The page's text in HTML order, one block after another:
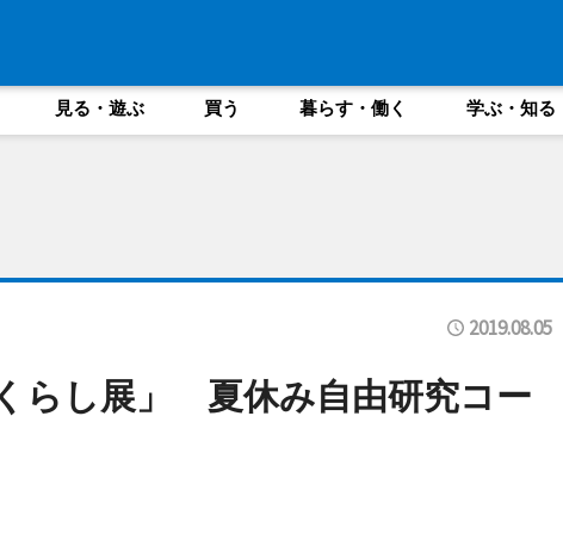
見る・遊ぶ 買う 暮らす・働く 学ぶ・知る
2019.08.05
らし展」 夏休み自由研究コー